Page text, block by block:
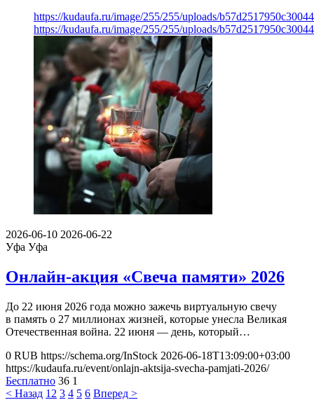
https://kudaufa.ru/image/255/255/uploads/
https://kudaufa.ru/image/255/255/uploads/
2026-06-10 2026-06-22
Уфа Уфа
Онлайн-акция «Свеча памяти» 2026
До 22 июня 2026 года можно зажечь виртуальную свечу
в память о 27 миллионах жизней, которые унесла Великая
Отечественная война. 22 июня — день, который…
0 RUB https://schema.org/InStock 2026-06-18T13:09:00+03:00
https://kudaufa.ru/event/onlajn-aktsija-svecha-pamjati-2026/
Бесплатно 36 1
< Назад 1 2 3 4 5 6 Вперед >